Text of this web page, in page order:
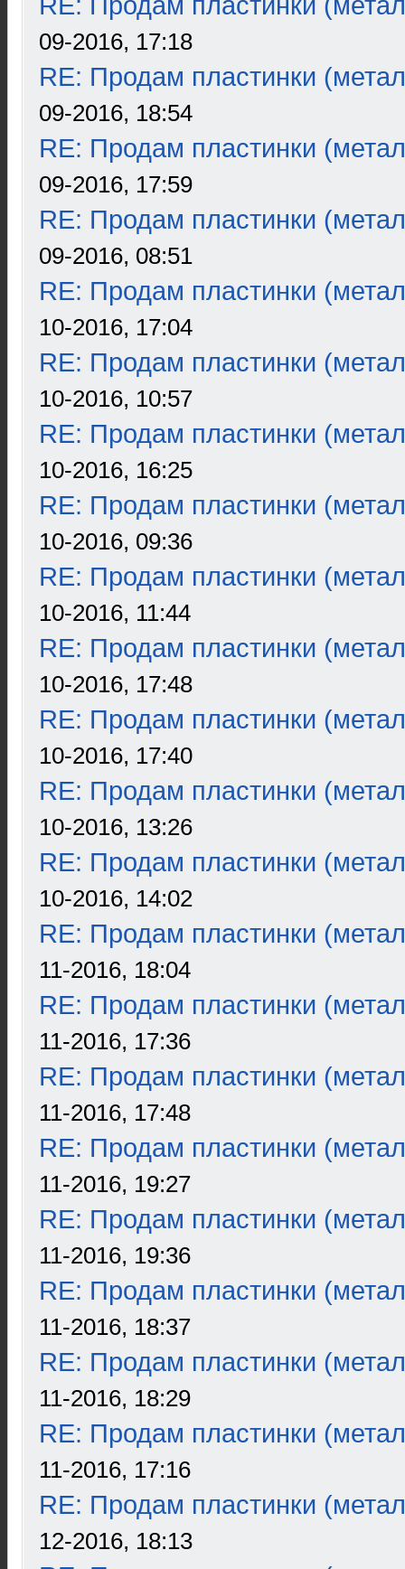
09-2016, 17:18
RE: Продам пластинки
09-2016, 18:54
RE: Продам пластинки
09-2016, 17:59
RE: Продам пластинки
09-2016, 08:51
RE: Продам пластинки
10-2016, 17:04
RE: Продам пластинки
10-2016, 10:57
RE: Продам пластинки
10-2016, 16:25
RE: Продам пластинки
10-2016, 09:36
RE: Продам пластинки
10-2016, 11:44
RE: Продам пластинки
10-2016, 17:48
RE: Продам пластинки
10-2016, 17:40
RE: Продам пластинки
10-2016, 13:26
RE: Продам пластинки
10-2016, 14:02
RE: Продам пластинки
11-2016, 18:04
RE: Продам пластинки
11-2016, 17:36
RE: Продам пластинки
11-2016, 17:48
RE: Продам пластинки
11-2016, 19:27
RE: Продам пластинки
11-2016, 19:36
RE: Продам пластинки
11-2016, 18:37
RE: Продам пластинки
11-2016, 18:29
RE: Продам пластинки
11-2016, 17:16
RE: Продам пластинки
12-2016, 18:13